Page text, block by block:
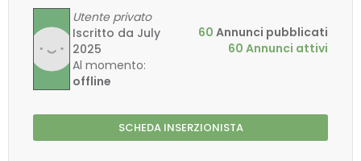
Utente privato
Iscritto da July
2025
Al momento:
offline
60 Annunci pubblicati
60 Annunci attivi
SCHEDA INSERZIONISTA